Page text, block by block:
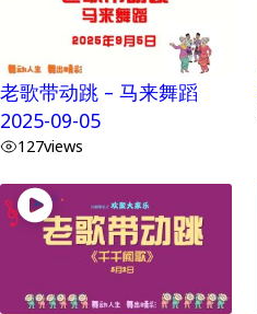
老歌带动跳 – 马来舞蹈
2025-09-05
127views